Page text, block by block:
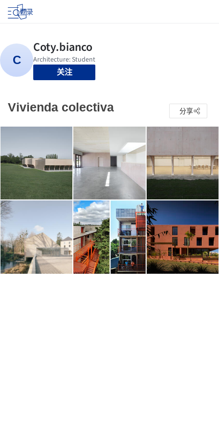
登录
关注
Vivienda colectiva 分享